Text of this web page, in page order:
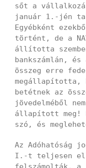
sőt a
január 1.-jén
Egyébként
történt, de a
állította
bankszámlán,
összeg erre
megállapította,
betétnek az
jövedelméből
állapított meg!
szó, és
Az Adóhatóság
I.-t teljesen